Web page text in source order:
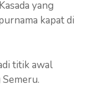
yang
kapat di
titik awal